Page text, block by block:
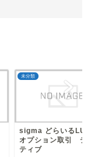
未分類
sigma どらいる
オプション取引 デ
ティブ